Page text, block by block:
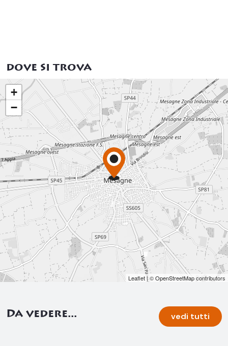
dove si trova
+
−
Leaflet| ©OpenStreetMapcontributors
Da vedere... vedi tutti